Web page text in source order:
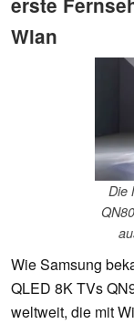
Wlan
Die
Wie Samsung
QLED 8K TVs
weltweit, die mit